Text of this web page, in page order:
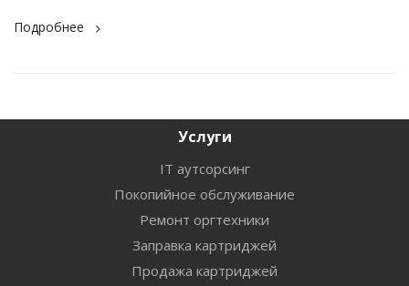
Подробнее
Услуги
IT аутсорсинг
Покопийное обслуживание
Ремонт оргтехники
Заправка картриджей
Продажа картриджей